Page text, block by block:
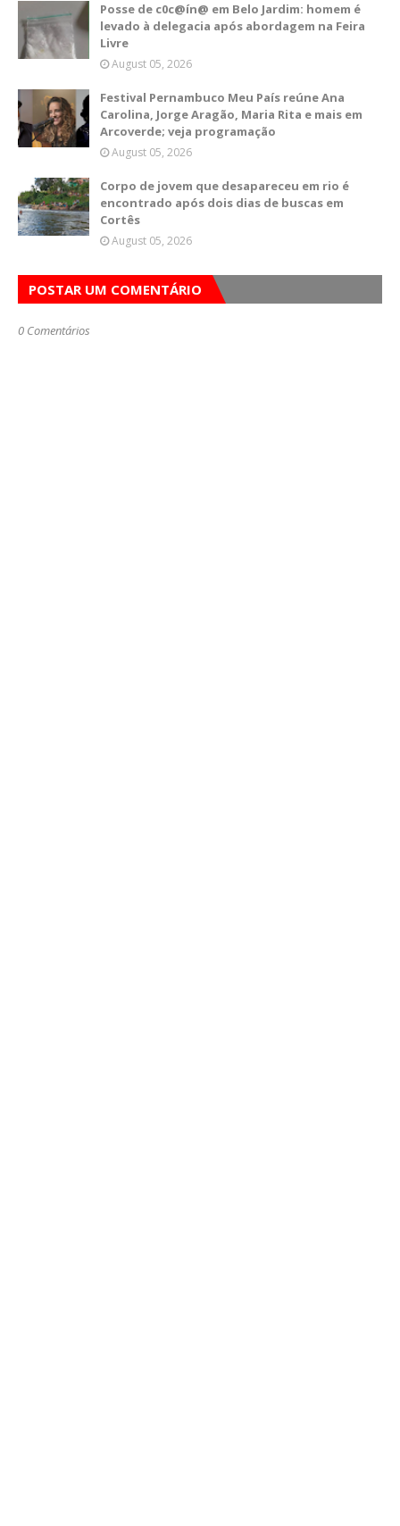
Posse de c0c@ín@ em Belo Jardim: homem é
levado à delegacia após abordagem na Feira
Livre
August 05, 2026
Festival Pernambuco Meu País reúne Ana
Carolina, Jorge Aragão, Maria Rita e mais em
Arcoverde; veja programação
August 05, 2026
Corpo de jovem que desapareceu em rio é
encontrado após dois dias de buscas em
Cortês
August 05, 2026
POSTAR UM COMENTÁRIO
0 Comentários